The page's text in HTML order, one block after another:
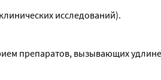
исследований).
препаратов, вызывающих